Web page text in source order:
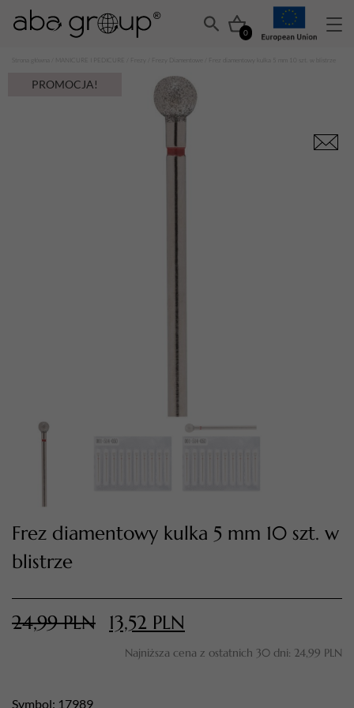
0
PRZEJDŹ DO KOSZYKA
MANICURE I PEDICURE
PROMOCJA!
Frez diamentowy kulka 5 mm 10 szt. w
blistrze
24,99PLN 13,52 PLN
Najniższa cena z ostatnich 30 dni: 24,99 PLN
Symbol: 17989